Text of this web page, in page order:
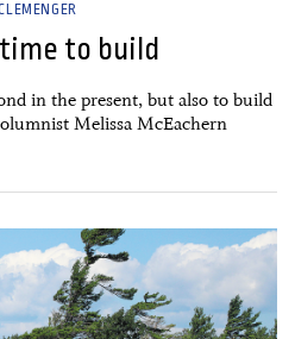
to build
in the present, but also to build
Melissa McEachern